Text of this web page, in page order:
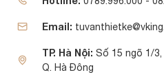
Email:
TP. Hà Nội: Số 15 ngõ 1/3,
Q. Hà Đông